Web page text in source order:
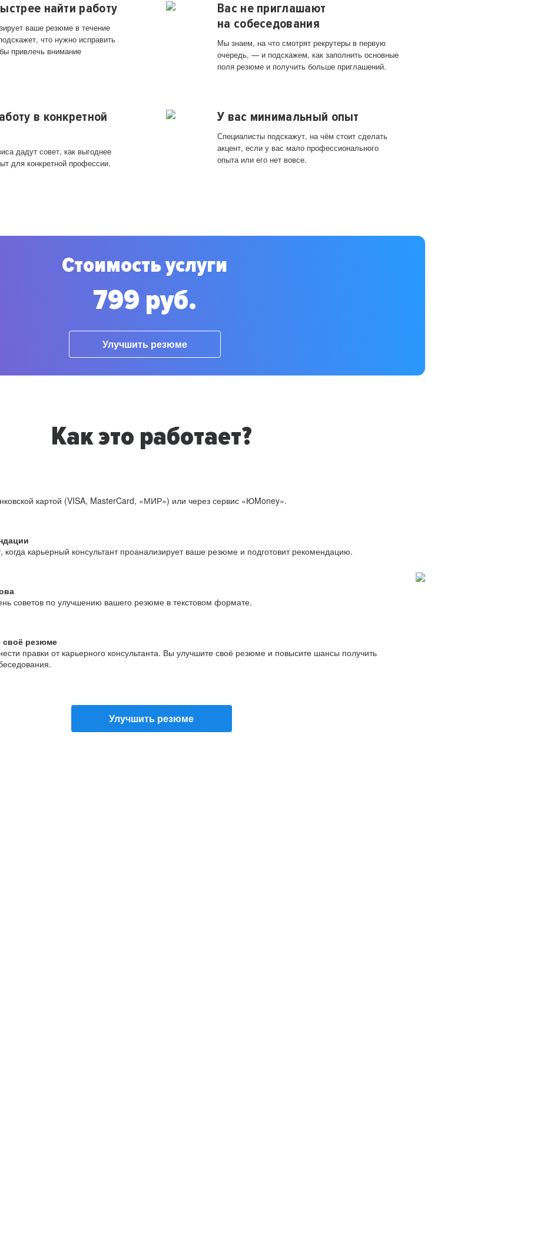
найти работу
ваше резюме в течение
что нужно исправить
привлечь внимание
Вас не приглашают
на собеседования
Мы знаем, на что смотрят рекрутеры в первую
очередь, — и подскажем, как заполнить основные
поля резюме и получить больше приглашений.
в конкретной
дадут совет, как выгоднее
для конкретной профессии.
У вас минимальный опыт
Специалисты подскажут, на чём стоит сделать
акцент, если у вас мало профессионального
опыта или его нет вовсе.
Стоимость услуги
799 руб.
Улучшить резюме
Как это работает?
картой (VISA, MasterCard, «МИР») или через сервис «ЮMoney».
карьерный консультант проанализирует ваше резюме и подготовит рекомендацию.
советов по улучшению вашего резюме в текстовом формате.
своё резюме
правки от карьерного консультанта. Вы улучшите своё резюме и повысите шансы получить
Улучшить резюме